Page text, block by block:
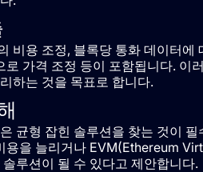
비용 조정, 블록당 통화 데이터에
가격 조정 등이 포함됩니다. 이
하는 것을 목표로 합니다.
균형 잡힌 솔루션을 찾는 것이
용을 늘리거나 EVM(Ethereum
루션이 될 수 있다고 제안합니다.